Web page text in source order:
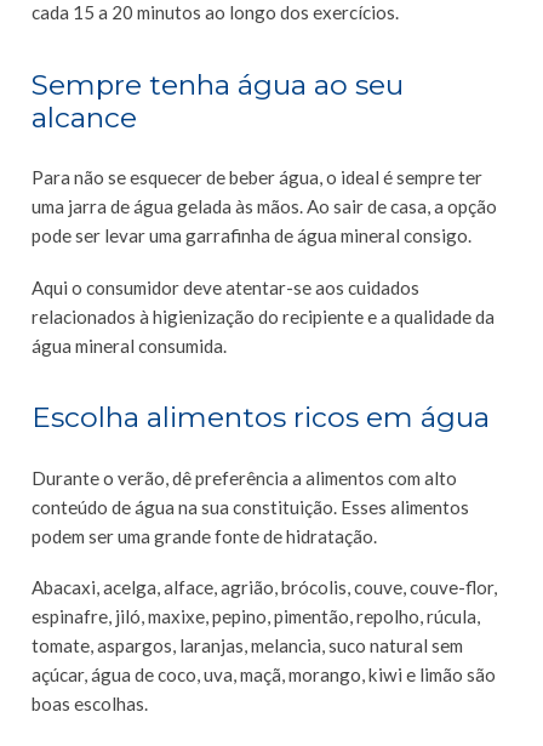
cada 15 a 20 minutos ao longo dos exercícios.
Sempre tenha água ao seu
alcance
Para não se esquecer de beber água, o ideal é sempre ter
uma jarra de água gelada às mãos. Ao sair de casa, a opção
pode ser levar uma garrafinha de água mineral consigo.
Aqui o consumidor deve atentar-se aos cuidados
relacionados à higienização do recipiente e a qualidade da
água mineral consumida.
Escolha alimentos ricos em água
Durante o verão, dê preferência a alimentos com alto
conteúdo de água na sua constituição. Esses alimentos
podem ser uma grande fonte de hidratação.
Abacaxi, acelga, alface, agrião, brócolis, couve, couve-flor,
espinafre, jiló, maxixe, pepino, pimentão, repolho, rúcula,
tomate, aspargos, laranjas, melancia, suco natural sem
açúcar, água de coco, uva, maçã, morango, kiwi e limão são
boas escolhas.